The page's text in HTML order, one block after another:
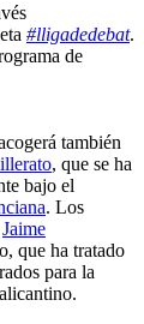
#lligadedebat.
de
también
, que se ha
bajo el
. Los
Jaime
que ha tratado
para la